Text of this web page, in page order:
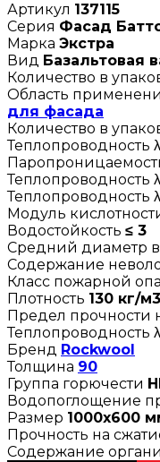
Артикул 137115
Серия Фасад
Марка Экстра
Вид Базальтовая
Количество в
Область
для фасада
Количество в
Теплопроводность
Теплопроводность
Теплопроводность
Модуль
Водостойкость ≤ 3
Средний диаметр
Содержание
Класс пожарной
Плотность 130 кг/м3
Предел прочности
Теплопроводность
Бренд Rockwool
Толщина 90
Группа горючести
Водопоглощение
Размер 1000х600
Прочность на
Содержание